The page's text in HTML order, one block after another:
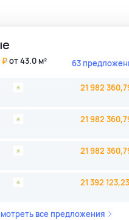
комьюнити
от 43.0 м²
₽ 63
21 982
21 982
21 982
21 392
все предложения